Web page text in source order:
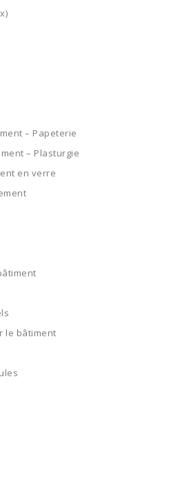
– Papeterie
– Plasturgie
en verre
le bâtiment